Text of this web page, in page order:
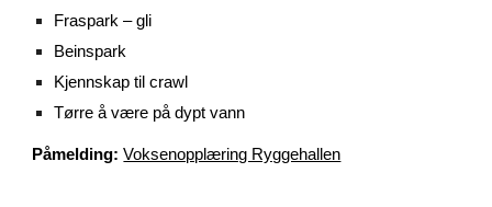
Fraspark – gli
Beinspark
Kjennskap til crawl
Tørre å være på dypt vann
Påmelding:Voksenopplæring Ryggehallen